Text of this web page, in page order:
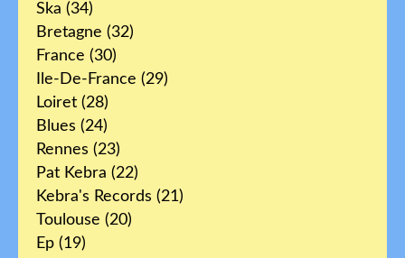
Ska (34)
Bretagne (32)
France (30)
Ile-De-France (29)
Loiret (28)
Blues (24)
Rennes (23)
Pat Kebra (22)
Kebra's Records (21)
Toulouse (20)
Ep (19)